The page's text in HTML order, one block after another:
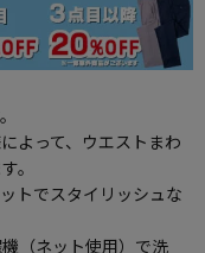
よって、ウエストまわ
。
トでスタイリッシュな
（ネット使用）で洗